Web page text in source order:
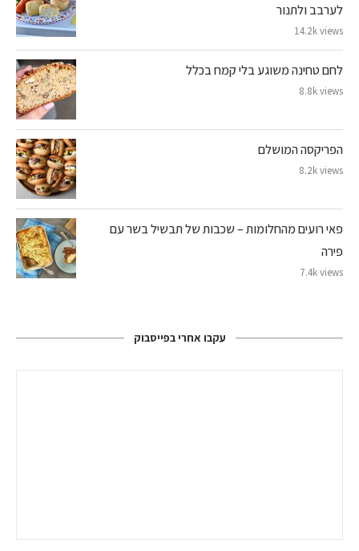
לערבב ולתנור
14.2k views
לחם טחינה משוגע בלי קמח בכלל
8.8k views
הפריקסה המושלם
8.2k views
פאי רועים מהחלומות – שכבות של תבשיל בשר עם
פירה
7.4k views
עקבו אחרי בפייסבוק